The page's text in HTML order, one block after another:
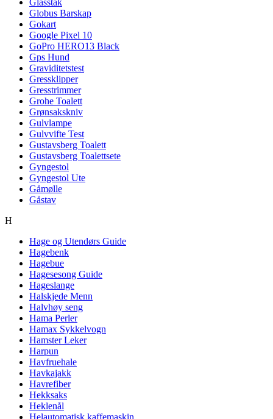
Glasstak
Globus Barskap
Gokart
Google Pixel 10
GoPro HERO13 Black
Gps Hund
Graviditetstest
Gressklipper
Gresstrimmer
Grohe Toalett
Grønsakskniv
Gulvlampe
Gulvvifte Test
Gustavsberg Toalett
Gustavsberg Toalettsete
Gyngestol
Gyngestol Ute
Gåmølle
Gåstav
H
Hage og Utendørs Guide
Hagebenk
Hagebue
Hagesesong Guide
Hageslange
Halskjede Menn
Halvhøy seng
Hama Perler
Hamax Sykkelvogn
Hamster Leker
Harpun
Havfruehale
Havkajakk
Havrefiber
Hekksaks
Heklenål
Helautomatisk kaffemaskin